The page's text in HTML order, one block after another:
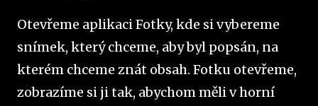
Otevřeme aplikaci Fotky, kde si vybereme
snímek, který chceme, aby byl popsán, na
kterém chceme znát obsah. Fotku otevřeme,
zobrazíme si ji tak, abychom měli v horní